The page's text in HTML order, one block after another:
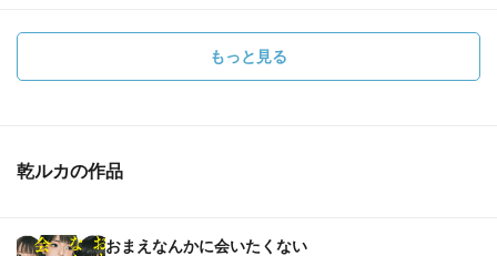
もっと見る
乾ルカの作品
おまえなんかに会いたくない